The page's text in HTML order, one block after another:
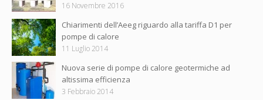
16 Novembre 2016
Chiarimenti dell’Aeeg riguardo alla tariffa D1 per
pompe di calore
11 Luglio 2014
Nuova serie di pompe di calore geotermiche ad
altissima efficienza
3 Febbraio 2014